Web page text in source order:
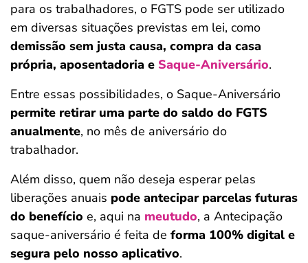
para os trabalhadores, o FGTS pode ser utilizado
em diversas situações previstas em lei, como
demissão sem justa causa, compra da casa
própria, aposentadoria e Saque-Aniversário.
Entre essas possibilidades, o Saque-Aniversário
permite retirar uma parte do saldo do FGTS
anualmente, no mês de aniversário do
trabalhador.
Além disso, quem não deseja esperar pelas
liberações anuais pode antecipar parcelas futuras
do benefício e, aqui na meutudo, a Antecipação
saque-aniversário é feita de forma 100% digital e
segura pelo nosso aplicativo.